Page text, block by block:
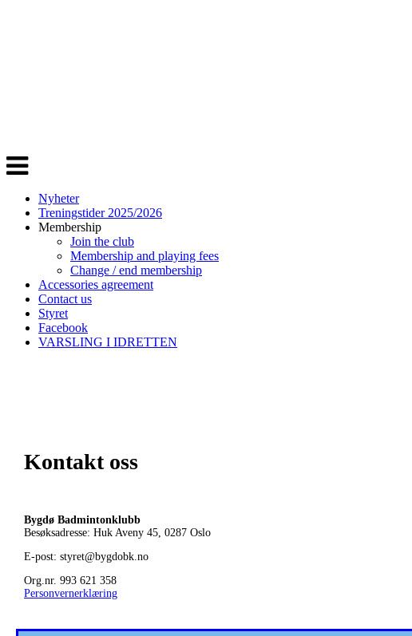
Veksle
navigasjon
Nyheter
Treningstider 2025/2026
Membership
Join the club
Membership and playing fees
Change / end membership
Accessories agreement
Contact us
Styret
Facebook
VARSLING I IDRETTEN
Kontakt oss
Bygdø Badmintonklubb
Besøksadresse: Huk Aveny 45, 0287 Oslo
E-post: styret@bygdobk.no
Org.nr. 993 621 358
Personvernerklæring